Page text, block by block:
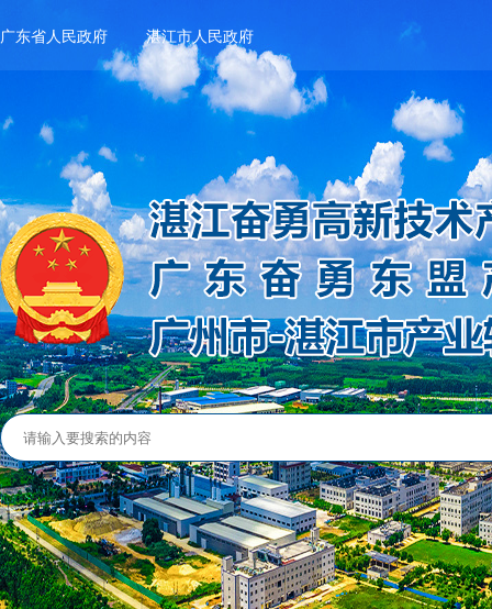
广东省人民政府 湛江市人民政府